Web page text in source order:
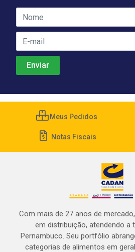
Meus Pedidos
Notas Fiscais
Com mais de 27 anos de
em distribuição, atendendo a
Pernambuco. Seu portfólio
categorias de alimentos em